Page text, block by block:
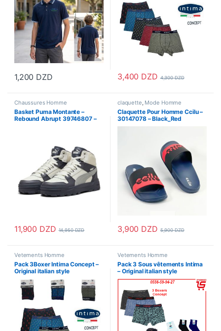
1,200 DZD
Ce produit a plusieurs variations. Les options peuvent être
3,400 DZD 4,300DZD
Ce produit a plusieurs
Chaussures Homme
Basket Puma Montante –
Rebound Abrupt 39746807 –
11,900 DZD 14,950DZD
Ce produit a plusieurs variations. Les options peuvent être
claquette, Mode Homme
Claquette Pour Homme Ccilu –
30147078 – Black_Red
3,900 DZD 5,900DZD
Ce produit a plusieurs
Vetements Homme
Pack 3Boxer Intima Concept –
Original italian style
Vetements Homme
Pack 3 Sous vêtements Intima
– Original italian style